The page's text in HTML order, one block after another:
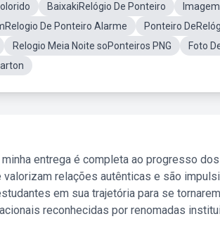
BaixakiRelógio De Ponteiro
De Ponteiro Alarme Ponteiro
Relogio Meia Noite soPonteiros PNG
Foto
minha entrega é completa ao progresso
relações autênticas e são
em sua trajetória para se
reconhecidas por renomadas